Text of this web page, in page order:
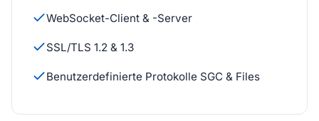
WebSocket-Client & -Server
SSL/TLS 1.2 & 1.3
Benutzerdefinierte Protokolle SGC & Files